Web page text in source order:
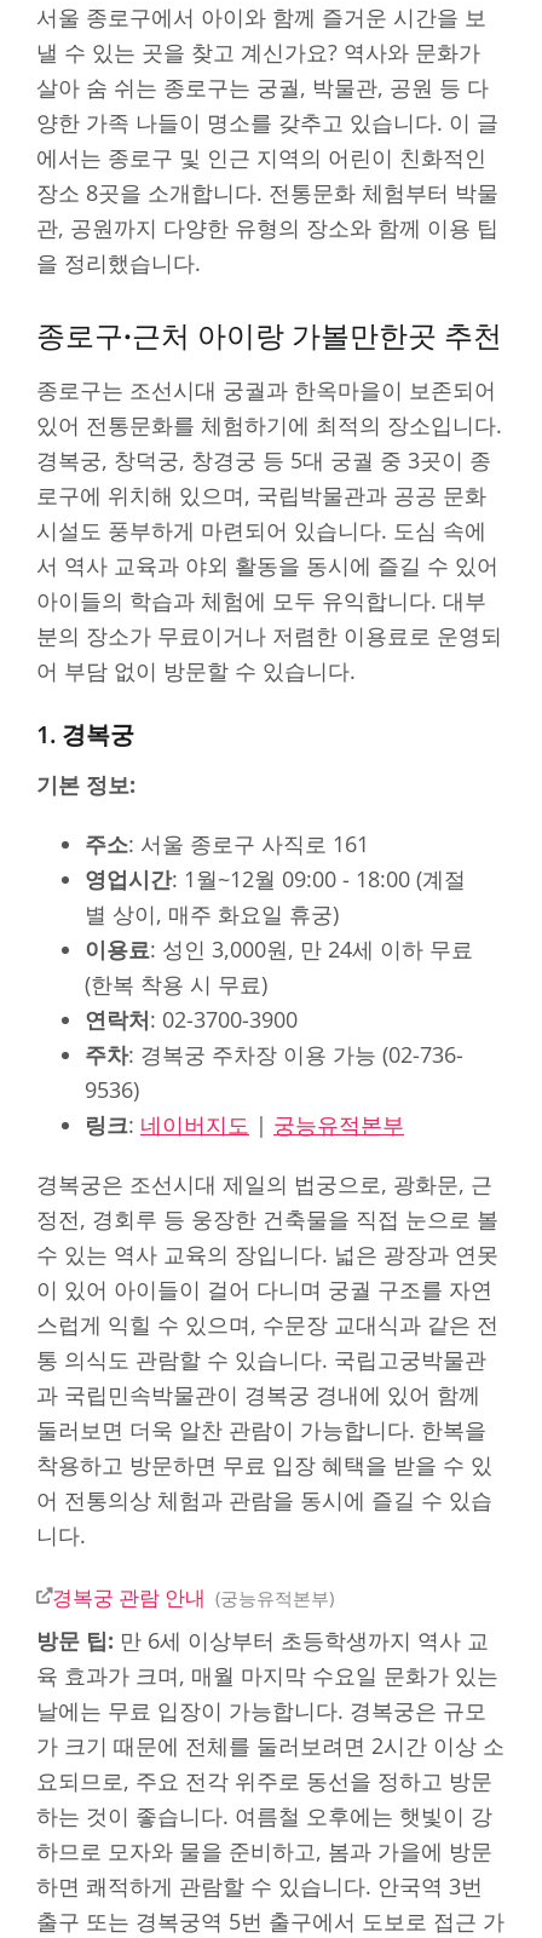
서울 종로구에서 아이와 함께 즐거운 시간을 보
낼 수 있는 곳을 찾고 계신가요? 역사와 문화가
살아 숨 쉬는 종로구는 궁궐, 박물관, 공원 등 다
양한 가족 나들이 명소를 갖추고 있습니다. 이 글
에서는 종로구 및 인근 지역의 어린이 친화적인
장소 8곳을 소개합니다. 전통문화 체험부터 박물
관, 공원까지 다양한 유형의 장소와 함께 이용 팁
을 정리했습니다.
종로구·근처 아이랑 가볼만한곳 추천
종로구는 조선시대 궁궐과 한옥마을이 보존되어
있어 전통문화를 체험하기에 최적의 장소입니다.
경복궁, 창덕궁, 창경궁 등 5대 궁궐 중 3곳이 종
로구에 위치해 있으며, 국립박물관과 공공 문화
시설도 풍부하게 마련되어 있습니다. 도심 속에
서 역사 교육과 야외 활동을 동시에 즐길 수 있어
아이들의 학습과 체험에 모두 유익합니다. 대부
분의 장소가 무료이거나 저렴한 이용료로 운영되
어 부담 없이 방문할 수 있습니다.
1. 경복궁
기본 정보:
주소: 서울 종로구 사직로 161
영업시간: 1월~12월 09:00 - 18:00 (계절
별 상이, 매주 화요일 휴궁)
이용료: 성인 3,000원, 만 24세 이하 무료
(한복 착용 시 무료)
연락처: 02-3700-3900
주차: 경복궁 주차장 이용 가능 (02-736-
9536)
링크: 네이버지도 | 궁능유적본부
경복궁은 조선시대 제일의 법궁으로, 광화문, 근
정전, 경회루 등 웅장한 건축물을 직접 눈으로 볼
수 있는 역사 교육의 장입니다. 넓은 광장과 연못
이 있어 아이들이 걸어 다니며 궁궐 구조를 자연
스럽게 익힐 수 있으며, 수문장 교대식과 같은 전
통 의식도 관람할 수 있습니다. 국립고궁박물관
과 국립민속박물관이 경복궁 경내에 있어 함께
둘러보면 더욱 알찬 관람이 가능합니다. 한복을
착용하고 방문하면 무료 입장 혜택을 받을 수 있
어 전통의상 체험과 관람을 동시에 즐길 수 있습
니다.
경복궁 관람 안내 궁능유적본부
방문 팁: 만 6세 이상부터 초등학생까지 역사 교
육 효과가 크며, 매월 마지막 수요일 문화가 있는
날에는 무료 입장이 가능합니다. 경복궁은 규모
가 크기 때문에 전체를 둘러보려면 2시간 이상 소
요되므로, 주요 전각 위주로 동선을 정하고 방문
하는 것이 좋습니다. 여름철 오후에는 햇빛이 강
하므로 모자와 물을 준비하고, 봄과 가을에 방문
하면 쾌적하게 관람할 수 있습니다. 안국역 3번
출구 또는 경복궁역 5번 출구에서 도보로 접근 가